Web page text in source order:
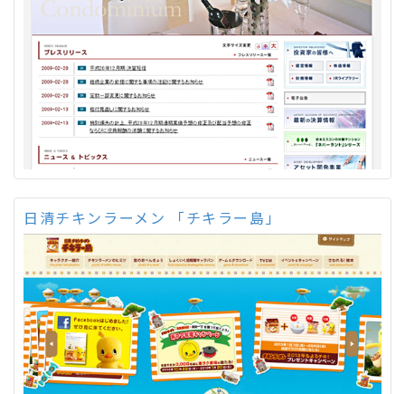
日清チキンラーメン 「チキラー島」